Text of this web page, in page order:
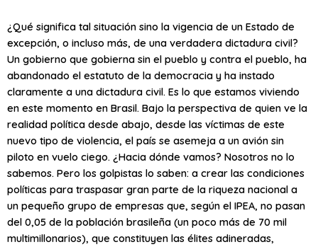
¿Qué significa tal situación sino la vigencia de un Estado de
excepción, o incluso más, de una verdadera dictadura civil?
Un gobierno que gobierna sin el pueblo y contra el pueblo, ha
abandonado el estatuto de la democracia y ha instado
claramente a una dictadura civil. Es lo que estamos viviendo
en este momento en Brasil. Bajo la perspectiva de quien ve la
realidad política desde abajo, desde las víctimas de este
nuevo tipo de violencia, el país se asemeja a un avión sin
piloto en vuelo ciego. ¿Hacia dónde vamos? Nosotros no lo
sabemos. Pero los golpistas lo saben: a crear las condiciones
políticas para traspasar gran parte de la riqueza nacional a
un pequeño grupo de empresas que, según el IPEA, no pasan
del 0,05 de la población brasileña (un poco más de 70 mil
multimillonarios), que constituyen las élites adineradas,